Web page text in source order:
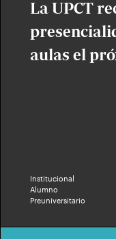
La UPCT
aulas el
Institucional
Alumno
Preuniversitario